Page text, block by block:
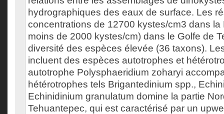
hydrographiques des eaux de surface. Les
concentrations de 12700 kystes/cm3 dans la
moins de 2000 kystes/cm) dans le Golfe de
diversité des espèces élevée (36 taxons).
incluent des espèces autotrophes et
autotrophe Polysphaeridium zoharyi
hétérotrophes tels Brigantedinium spp.,
Echinidinium granulatum domine la partie
Tehuantepec, qui est caractérisé par un